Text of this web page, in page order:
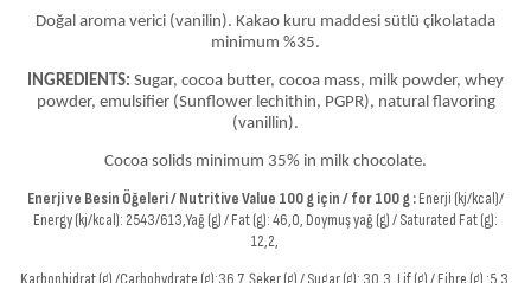
Doğal aroma verici (vanilin). Kakao kuru maddesi sütlü çikolatada
minimum %35.
INGREDIENTS: Sugar, cocoa butter, cocoa mass, milk powder, whey
powder, emulsifier (Sunflower lechithin, PGPR), natural flavoring
(vanillin).
Cocoa solids minimum 35% in milk chocolate.
Enerji ve Besin Öğeleri / Nutritive Value 100 g için / for 100 g :Enerji (kj/kcal)/
Energy (kj/kcal): 2543/613,Yağ (g) / Fat (g): 46,0, Doymuş yağ (g) / Saturated Fat (g):
12,2,
Karbonhidrat (g) /Carbohydrate (g):36,7, Şeker (g) / Sugar (g): 30,3, Lif (g) / Fibre (g) :5,3,